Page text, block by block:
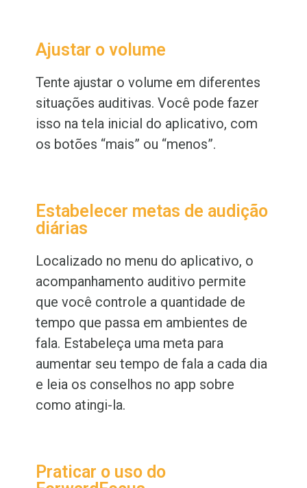
Ajustar o volume
Tente ajustar o volume em diferentes
situações auditivas. Você pode fazer
isso na tela inicial do aplicativo, com
os botões “mais” ou “menos”.
Estabelecer metas de audição
diárias
Localizado no menu do aplicativo, o
acompanhamento auditivo permite
que você controle a quantidade de
tempo que passa em ambientes de
fala. Estabeleça uma meta para
aumentar seu tempo de fala a cada dia
e leia os conselhos no app sobre
como atingi-la.
Praticar o uso do